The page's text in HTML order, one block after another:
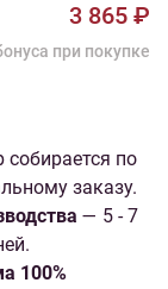
3 865 ₽
при покупке
собирается по
заказу.
— 5 - 7
100%